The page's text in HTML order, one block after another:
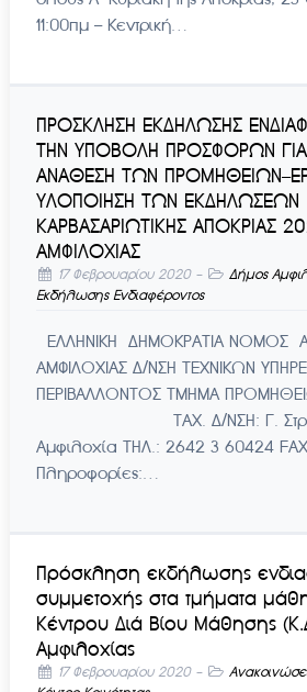
11:00πμ – Κεντρική…
ΠΡΟΣΚΛΗΣΗ ΕΚΔΗΛΩΣΗΣ
ΤΗΝ ΥΠΟΒΟΛΗ ΠΡΟΣΦΟΡΩΝ ΓΙΑ
ΑΝΑΘΕΣΗ ΤΩΝ
ΥΛΟΠΟΙΗΣΗ ΤΩΝ ΕΚΔΗΛΩΣΕΩΝ
ΚΑΡΒΑΣΑΡΙΩΤΙΚΗΣ ΑΠΟΚΡΙΑΣ
ΑΜΦΙΛΟΧΙΑΣ
17 Φεβρουαρίου 2020- Δήμος
Εκδήλωσης Ενδιαφέροντος
ΕΛΛΗΝΙΚΗ ΔΗΜΟΚΡΑΤΙΑ ΝΟΜΟΣ
ΑΜΦΙΛΟΧΙΑΣ Δ/ΝΣΗ ΤΕΧΝΙΚΩΝ
ΠΕΡΙΒΑΛΛΟΝΤΟΣ ΤΜΗΜΑ
ΤΑΧ. Δ/ΝΣΗ: Γ.
Αμφιλοχία ΤΗΛ.: 2642 3 60424
Πληροφορίες:…
Πρόσκληση εκδήλωσης
συμμετοχής στα τμήματα
Κέντρου Διά Βίου Μάθησης
Αμφιλοχίας
17 Φεβρουαρίου 2020-